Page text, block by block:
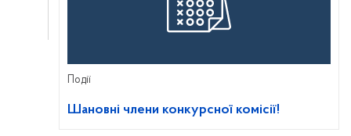
Події
Шановні члени конкурсної комісії!